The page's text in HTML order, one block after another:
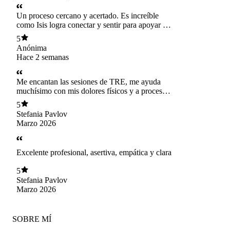
Un proceso cercano y acertado. Es increíble
como Isis logra conectar y sentir para apoyar a
clarificar y avanzar en la toma de decisiones.
Gracias por todo lo que haces. Siempre es
renovador una sesión con Isis.
5
Anónima
Hace 2 semanas
Me encantan las sesiones de TRE, me ayuda
muchísimo con mis dolores físicos y a procesar
emociones que muchas veces no entiendo bien
qué son o de dónde vienen. Isi siempre muy
atenta, delicada con su atención y con lo que va
trabajando. Recomiendo totalmente. Muchas
gracias Isi por tu amable trabajo y dedicación.
5
Stefania Pavlov
Marzo 2026
Excelente profesional, asertiva, empática y clara
5
Stefania Pavlov
Marzo 2026
SOBRE MÍ